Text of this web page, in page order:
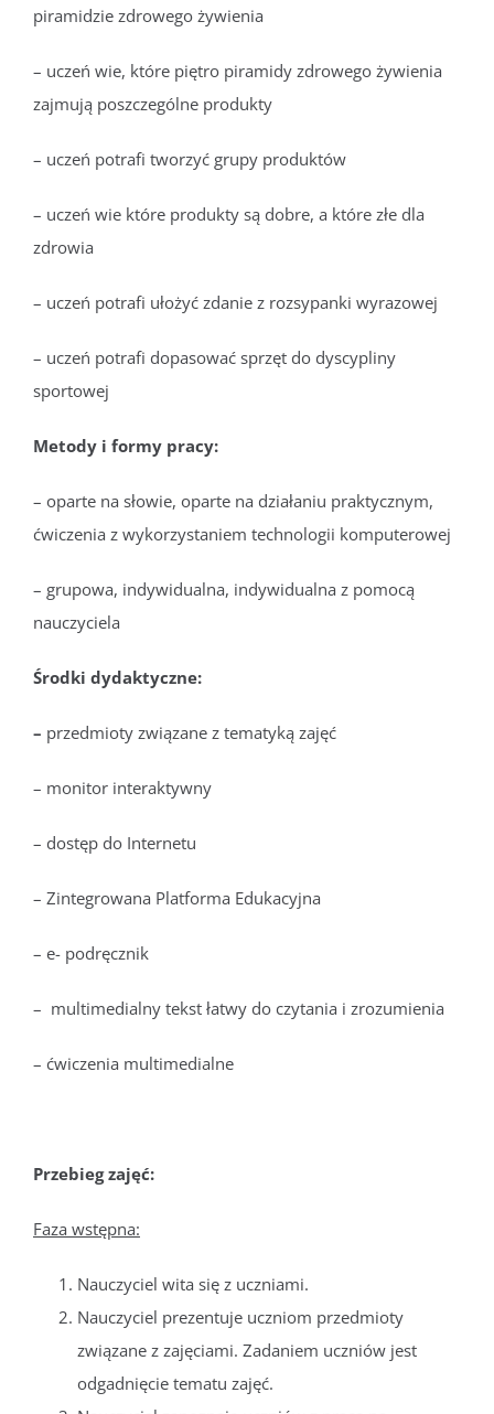
piramidzie zdrowego żywienia
– uczeń wie, które piętro piramidy zdrowego żywienia
zajmują poszczególne produkty
– uczeń potrafi tworzyć grupy produktów
– uczeń wie które produkty są dobre, a które złe dla
zdrowia
– uczeń potrafi ułożyć zdanie z rozsypanki wyrazowej
– uczeń potrafi dopasować sprzęt do dyscypliny
sportowej
Metody i formy pracy:
– oparte na słowie, oparte na działaniu praktycznym,
ćwiczenia z wykorzystaniem technologii komputerowej
– grupowa, indywidualna, indywidualna z pomocą
nauczyciela
Środki dydaktyczne:
– przedmioty związane z tematyką zajęć
– monitor interaktywny
– dostęp do Internetu
– Zintegrowana Platforma Edukacyjna
– e- podręcznik
– multimedialny tekst łatwy do czytania i zrozumienia
– ćwiczenia multimedialne
Przebieg zajęć:
Faza wstępna:
Nauczyciel wita się z uczniami.
Nauczyciel prezentuje uczniom przedmioty
związane z zajęciami. Zadaniem uczniów jest
odgadnięcie tematu zajęć.